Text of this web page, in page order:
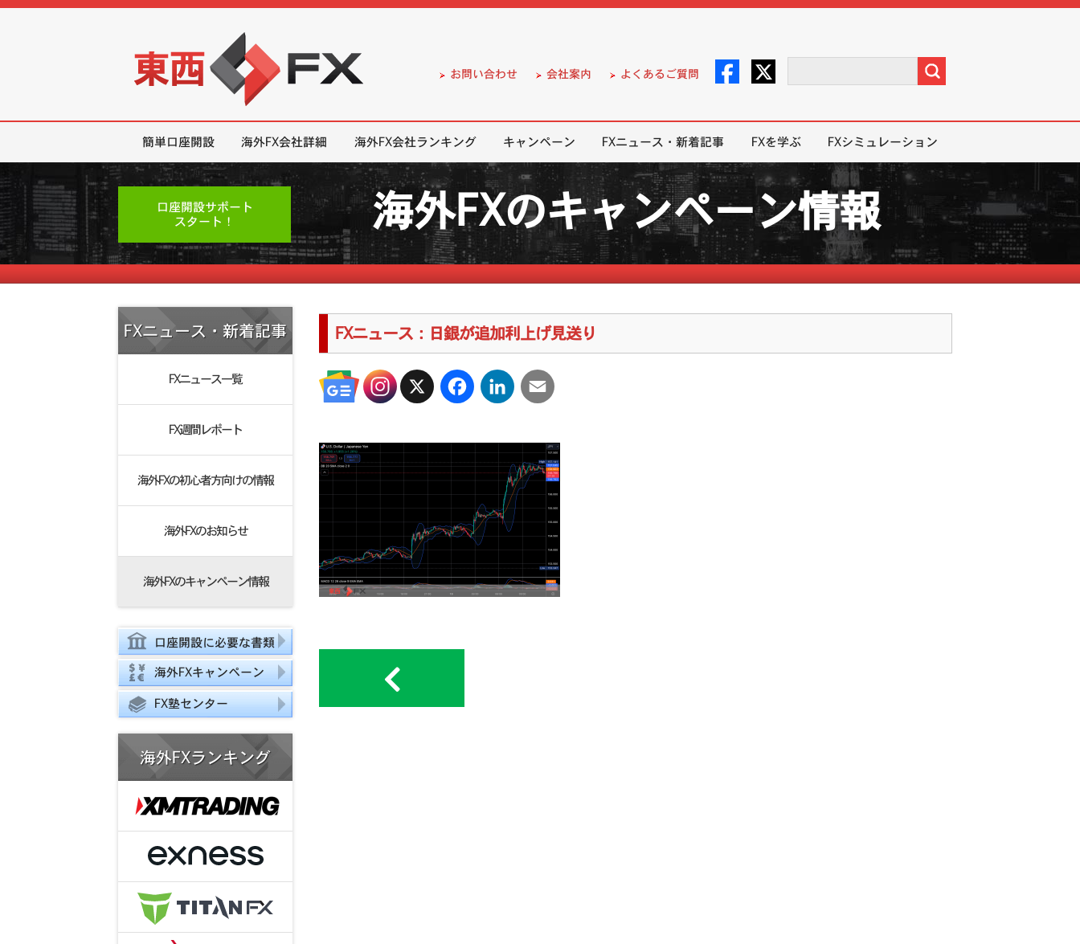
お問い合わせ 会社案内 よくあるご質問
簡単口座開設 海外FX会社詳細 海外FX会社ランキング キャンペーン FXニュース・新着記事 FXを学ぶ FXシミュレーション
口座開設サポート
スタート！
海外FXのキャンペーン情報
FXニュース・新着記事
FXニュース一覧
FX週間レポート
海外FXの初心者方向けの情報
海外FXのお知らせ
海外FXのキャンペーン情報
口座開設に必要な書類
海外FXキャンペーン
FX塾センター
海外FXランキング
FXニュース：日銀が追加利上げ見送り